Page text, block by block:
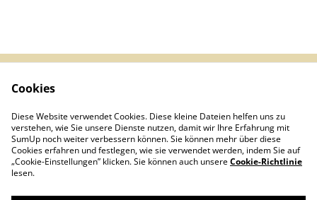
Infos (DE/EN/ES)
Kontakt
Cookies
Cookies
Diese Website verwendet Cookies. Diese kleine Dateien helfen uns zu
verstehen, wie Sie unsere Dienste nutzen, damit wir Ihre Erfahrung mit
SumUp noch weiter verbessern können. Sie können mehr über diese
Cookies erfahren und festlegen, wie sie verwendet werden, indem Sie auf
„Cookie-Einstellungen” klicken. Sie können auch unsereCookie-Richtlinie
lesen.